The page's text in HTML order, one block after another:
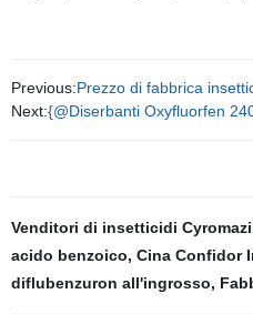
Previous:Prezzo di fabbrica
Next:{@Diserbanti Oxyfluorfen
Venditori di insetticidi
acido benzoico, Cina Confidor
diflubenzuron all'ingrosso,